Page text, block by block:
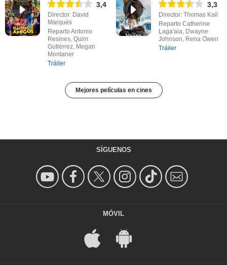
3,4
Director: David
Marqués
Reparto Antonio
Resines, Quim
Gutiérrez, Megan
Montaner
Tráiler
3,3
Director: Thomas Kail
Reparto Catherine
Laga'aia, Dwayne
Johnson, Rena Owen
Tráiler
Mejores películas en cines
SÍGUENOS
MÓVIL